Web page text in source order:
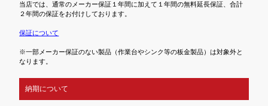
当店では、通常のメーカー保証１年間に加えて１年間の無料延長保証、合計
２年間の保証をお付けしております。
保証について
※一部メーカー保証のない製品（作業台やシンク等の板金製品）は対象外と
なります。
納期について